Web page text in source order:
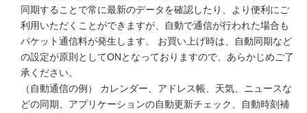
同期することで常に最新のデータを確認したり、より便利にご
利用いただくことができますが、自動で通信が行われた場合も
パケット通信料が発生します。 お買い上げ時は、自動同期など
の設定が原則としてONとなっておりますので、あらかじめご了
承ください。
（自動通信の例） カレンダー、アドレス帳、天気、ニュースな
どの同期、アプリケーションの自動更新チェック、自動時刻補